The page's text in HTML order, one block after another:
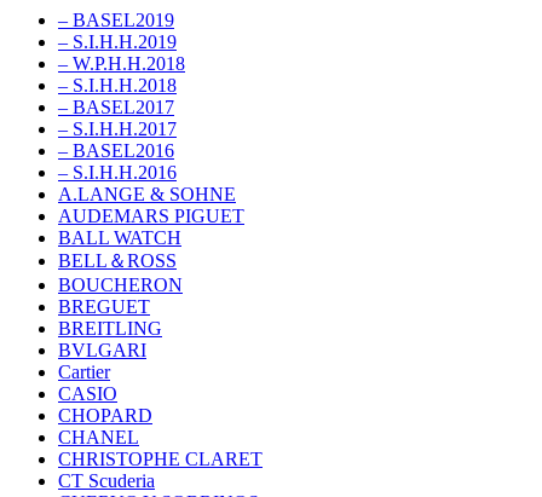
– BASEL2019
– S.I.H.H.2019
– W.P.H.H.2018
– S.I.H.H.2018
– BASEL2017
– S.I.H.H.2017
– BASEL2016
– S.I.H.H.2016
A.LANGE & SOHNE
AUDEMARS PIGUET
BALL WATCH
BELL＆ROSS
BOUCHERON
BREGUET
BREITLING
BVLGARI
Cartier
CASIO
CHOPARD
CHANEL
CHRISTOPHE CLARET
CT Scuderia